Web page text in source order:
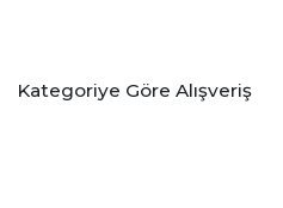
Kategoriye Göre Alışveriş